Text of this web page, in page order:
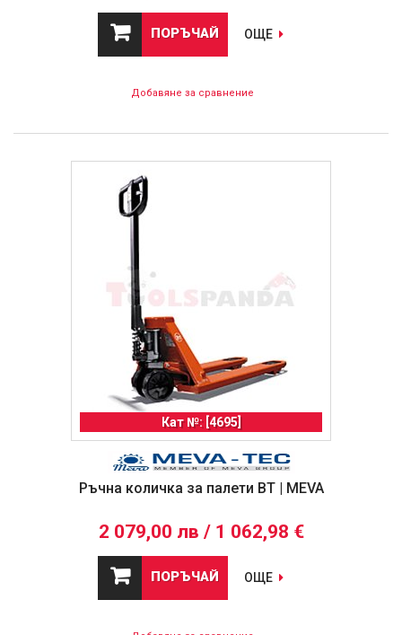
ПОРЪЧАЙ ОЩЕ
Добавяне за сравнение
Кат №: [4695]
Ръчна количка за палети BT | MEVA
2 079,00 лв / 1 062,98 €
ПОРЪЧАЙ ОЩЕ